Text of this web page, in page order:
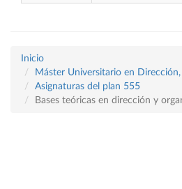
Inicio
Máster Universitario en
Asignaturas del plan 555
Bases teóricas en dirección y